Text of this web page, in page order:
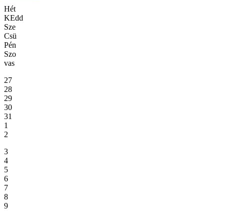
Hét
KEdd
Sze
Csü
Pén
Szo
vas
27
28
29
30
31
1
2
3
4
5
6
7
8
9